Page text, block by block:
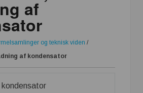
af
og teknisk viden /
af kondensator